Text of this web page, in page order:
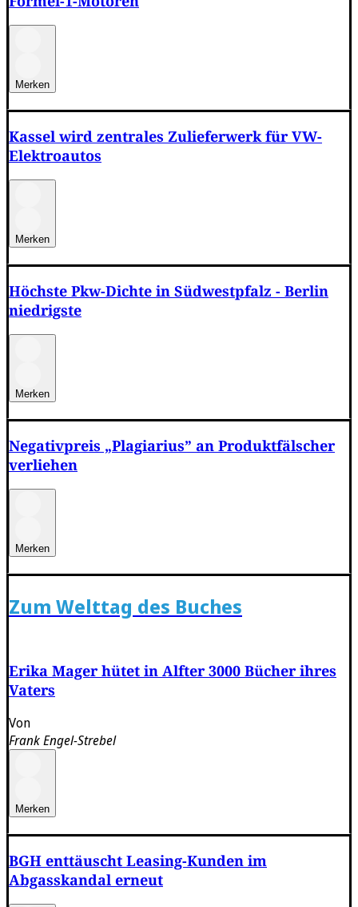
Merken
Kassel wird zentrales Zulieferwerk für VW-
Elektroautos
Merken
Höchste Pkw-Dichte in Südwestpfalz - Berlin
niedrigste
Merken
Negativpreis „Plagiarius” an Produktfälscher
verliehen
Merken
Zum Welttag des Buches
Erika Mager hütet in Alfter 3000 Bücher ihres
Vaters
Von
Frank Engel-Strebel
Merken
BGH enttäuscht Leasing-Kunden im
Abgasskandal erneut